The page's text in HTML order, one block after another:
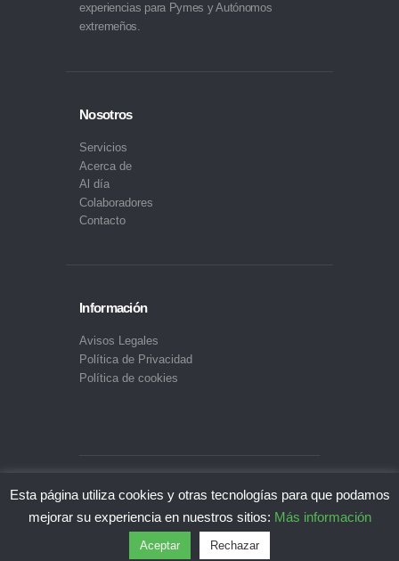
experiencias para Pymes y Autónomos
extremeños.
Nosotros
Servicios
Acerca de
Al día
Colaboradores
Contacto
Información
Avisos Legales
Política de Privacidad
Política de cookies
Diseño Web:Agencia FISHER| © Comercio
Exterior Extremadura. Todos los derechos
reservados 2020.
Esta página utiliza cookies y otras tecnologías para que podamos
mejorar su experiencia en nuestros sitios: Más información
Aceptar Rechazar